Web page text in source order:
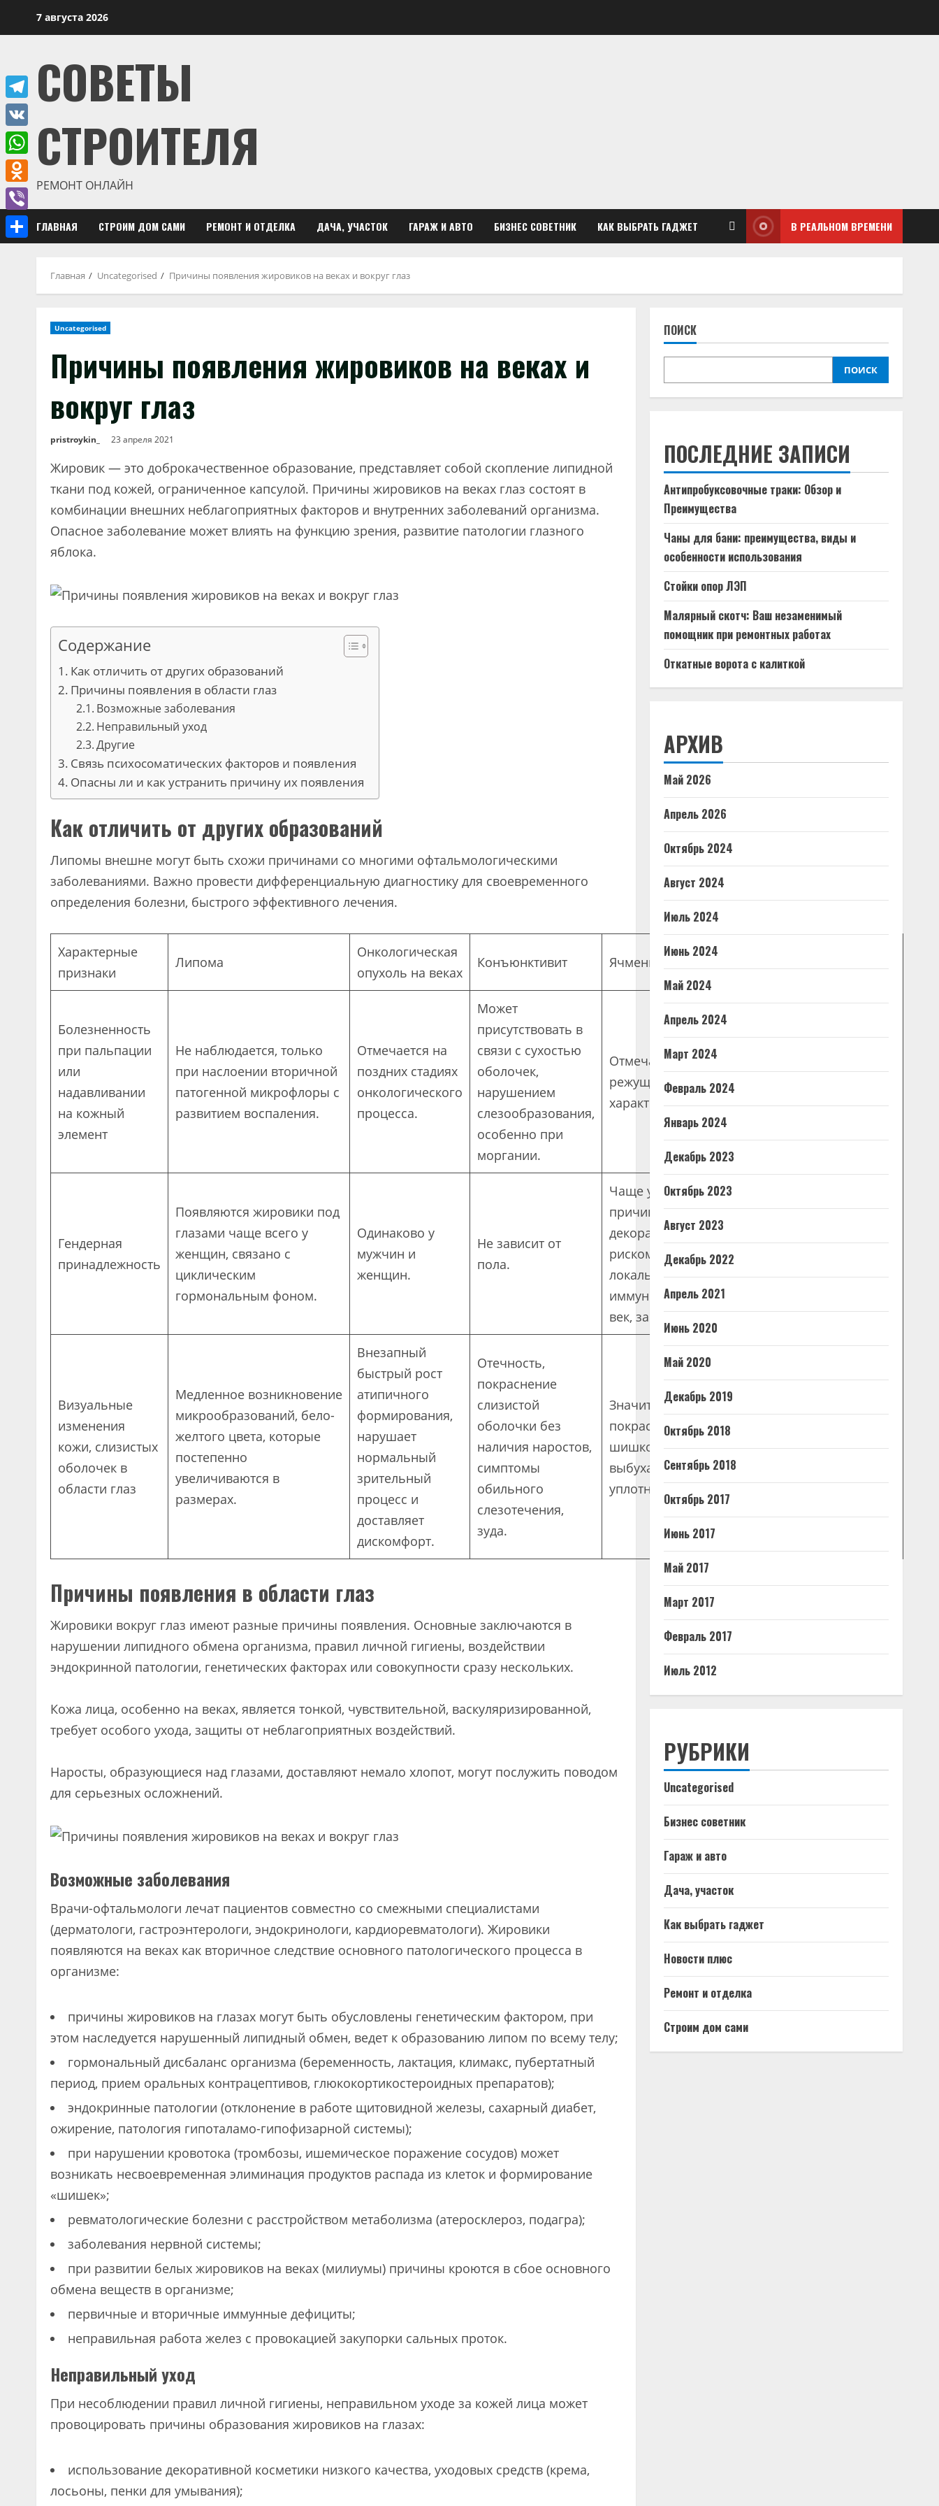
7 августа 2026
СОВЕТЫ
СТРОИТЕЛЯ
РЕМОНТ ОНЛАЙН
ГЛАВНАЯ СТРОИМ ДОМ САМИ РЕМОНТ И ОТДЕЛКА ДАЧА, УЧАСТОК ГАРАЖ И АВТО БИЗНЕС СОВЕТНИК КАК ВЫБРАТЬ ГАДЖЕТ В РЕАЛЬНОМ ВРЕМЕНИ
Главная Uncategorised Причины появления жировиков на веках и вокруг глаз
Uncategorised
Причины появления жировиков на веках и
вокруг глаз
pristroykin_ 23 апреля 2021
Жировик — это доброкачественное образование, представляет собой скопление липидной
ткани под кожей, ограниченное капсулой. Причины жировиков на веках глаз состоят в
комбинации внешних неблагоприятных факторов и внутренних заболеваний организма.
Опасное заболевание может влиять на функцию зрения, развитие патологии глазного
яблока.
Содержание
Как отличить от других образований
Причины появления в области глаз
Возможные заболевания
Неправильный уход
Другие
Связь психосоматических факторов и появления
Опасны ли и как устранить причину их появления
Как отличить от других образований
Липомы внешне могут быть схожи причинами со многими офтальмологическими
заболеваниями. Важно провести дифференциальную диагностику для своевременного
определения болезни, быстрого эффективного лечения.
Характерные
признаки
Липома
Онкологическая
опухоль на веках
Конъюнктивит Ячмень
Болезненность
при пальпации
или
надавливании
на кожный
элемент
Не наблюдается, только
при наслоении вторичной
патогенной микрофлоры с
развитием воспаления.
Отмечается на
поздних стадиях
онкологического
процесса.
Может
присутствовать в
связи с сухостью
оболочек,
нарушением
слезообразования,
особенно при
моргании.
Отмечается сильная
режущая боль постоянного
характера.
Гендерная
принадлежность
Появляются жировики под
глазами чаще всего у
женщин, связано с
циклическим
гормональным фоном.
Одинаково у
мужчин и
женщин.
Не зависит от
пола.
Чаще у женского пола по
причине применения
декоративной косметики,
риском нарушения
локального
иммунитета, повреждением
век, занесением инфекции.
Визуальные
изменения
кожи, слизистых
оболочек в
области глаз
Медленное возникновение
микрообразований, бело-
желтого цвета, которые
постепенно
увеличиваются в
размерах.
Внезапный
быстрый рост
атипичного
формирования,
нарушает
нормальный
зрительный
процесс и
доставляет
дискомфорт.
Отечность,
покраснение
слизистой
оболочки без
наличия наростов,
симптомы
обильного
слезотечения,
зуда.
Значительное
покраснение, отек,
шишкообразное
выбухание с белым
уплотнением в центре.
шелушение, без
явлений.
Причины появления в области глаз
Жировики вокруг глаз имеют разные причины появления. Основные заключаются в
нарушении липидного обмена организма, правил личной гигиены, воздействии
эндокринной патологии, генетических факторах или совокупности сразу нескольких.
Кожа лица, особенно на веках, является тонкой, чувствительной, васкуляризированной,
требует особого ухода, защиты от неблагоприятных воздействий.
Наросты, образующиеся над глазами, доставляют немало хлопот, могут послужить поводом
для серьезных осложнений.
Возможные заболевания
Врачи-офтальмологи лечат пациентов совместно со смежными специалистами
(дерматологи, гастроэнтерологи, эндокринологи, кардиоревматологи). Жировики
появляются на веках как вторичное следствие основного патологического процесса в
организме:
причины жировиков на глазах могут быть обусловлены генетическим фактором, при
этом наследуется нарушенный липидный обмен, ведет к образованию липом по всему телу;
гормональный дисбаланс организма (беременность, лактация, климакс, пубертатный
период, прием оральных контрацептивов, глюкокортикостероидных препаратов);
эндокринные патологии (отклонение в работе щитовидной железы, сахарный диабет,
ожирение, патология гипоталамо-гипофизарной системы);
при нарушении кровотока (тромбозы, ишемическое поражение сосудов) может
возникать несвоевременная элиминация продуктов распада из клеток и формирование
«шишек»;
ревматологические болезни с расстройством метаболизма (атеросклероз, подагра);
заболевания нервной системы;
при развитии белых жировиков на веках (милиумы) причины кроются в сбое основного
обмена веществ в организме;
первичные и вторичные иммунные дефициты;
неправильная работа желез с провокацией закупорки сальных проток.
Неправильный уход
При несоблюдении правил личной гигиены, неправильном уходе за кожей лица может
провоцировать причины образования жировиков на глазах:
использование декоративной косметики низкого качества, уходовых средств (крема,
лосьоны, пенки для умывания);
ПОИСК
ПОИСК
ПОСЛЕДНИЕ ЗАПИСИ
Антипробуксовочные траки: Обзор и
Преимущества
Чаны для бани: преимущества, виды и
особенности использования
Стойки опор ЛЭП
Малярный скотч: Ваш незаменимый
помощник при ремонтных работах
Откатные ворота с калиткой
АРХИВ
Май 2026
Апрель 2026
Октябрь 2024
Август 2024
Июль 2024
Июнь 2024
Май 2024
Апрель 2024
Март 2024
Февраль 2024
Январь 2024
Декабрь 2023
Октябрь 2023
Август 2023
Декабрь 2022
Апрель 2021
Июнь 2020
Май 2020
Декабрь 2019
Октябрь 2018
Сентябрь 2018
Октябрь 2017
Июнь 2017
Май 2017
Март 2017
Февраль 2017
Июль 2012
РУБРИКИ
Uncategorised
Бизнес советник
Гараж и авто
Дача, участок
Как выбрать гаджет
Новости плюс
Ремонт и отделка
Строим дом сами
Telegram
VK
WhatsApp
Odnoklassniki
Viber